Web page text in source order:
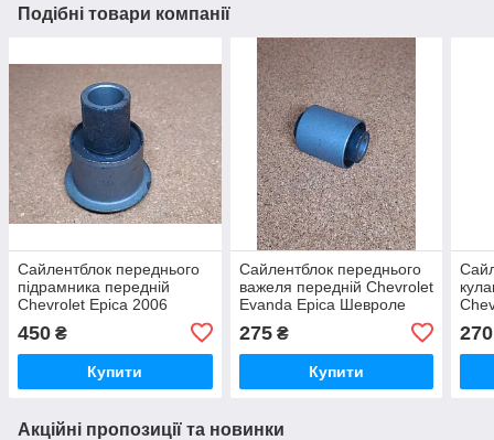
Подібні товари компанії
Сайлентблок переднього
підрамника передній
Chevrolet Epica 2006
450 ₴
Купити
Сайлентблок переднього
важеля передній Chevrolet
Evanda Epica Шевроле
275₴
Купити
270
Акційні пропозиції та новинки